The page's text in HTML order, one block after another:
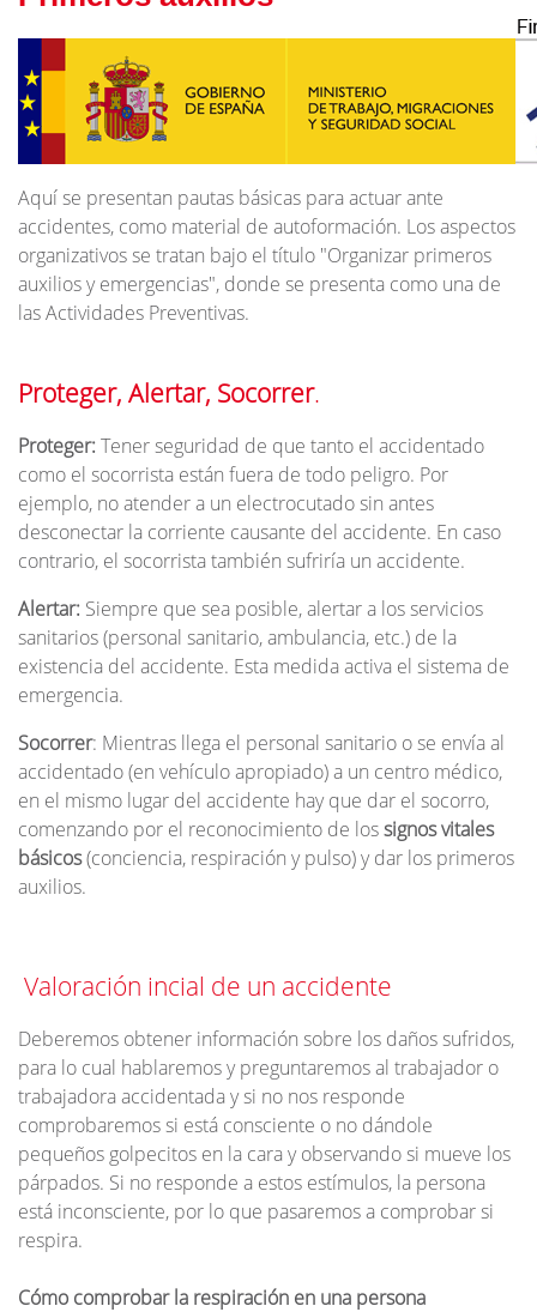
Aquí se presentan pautas básicas para actuar ante
accidentes, como material de autoformación. Los aspectos
organizativos se tratan bajo el título "Organizar primeros
auxilios y emergencias", donde se presenta como una de
las Actividades Preventivas.
Proteger, Alertar, Socorrer.
Proteger:Tener seguridad de que tanto el accidentado
como el socorrista están fuera de todo peligro. Por
ejemplo, no atender a un electrocutado sin antes
desconectar la corriente causante del accidente. En caso
contrario, el socorrista también sufriría un accidente.
Alertar: Siempre que sea posible, alertar a los servicios
sanitarios (personal sanitario, ambulancia, etc.) de la
existencia del accidente. Esta medida activa el sistema de
emergencia.
Socorrer: Mientras llega el personal sanitario o se envía al
accidentado (en vehículo apropiado) a un centro médico,
en el mismo lugar del accidente hay que dar el socorro,
comenzando por el reconocimiento de lossignos vitales
básicos(conciencia, respiración y pulso) y dar los primeros
auxilios.
Valoración incial de un accidente
Deberemos obtener información sobre los daños sufridos,
para lo cual hablaremos y preguntaremos al trabajador o
trabajadora accidentada y si no nos responde
comprobaremos si está consciente o no dándole
pequeños golpecitos en la cara y observando si mueve los
párpados. Si no responde a estos estímulos, la persona
está inconsciente, por lo que pasaremos a comprobar si
respira.
Cómo comprobar la respiración en una persona